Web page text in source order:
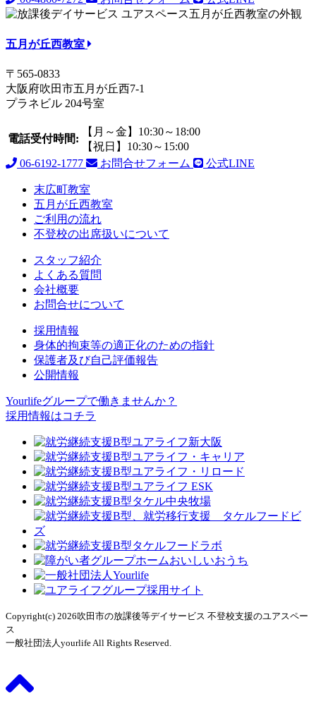
五月が丘西教室
〒565-0833
大阪府吹田市五月が丘西7-1
プラネビル 204号室
電話受付時間:
【月～金】10:30～18:00
【祝日】10:30～15:00
06-6192-1777
お問合せフォーム 公式LINE
末広町教室
五月が丘西教室
ご利用の流れ
不登校の出席扱いについて
スタッフ紹介
よくある質問
会社概要
お問合せについて
採用情報
身体的拘束等の適正化のための指針
保護者及び自己評価報告
公開情報
Yourlifeグループで働きませんか？
採用情報はコチラ
Copyright(c) 2026吹田市の放課後等デイサービス 不登校支援のユアスペー
ス
一般社団法人yourlife All Rights Reserved.